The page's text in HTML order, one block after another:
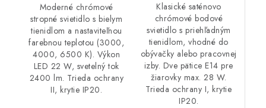
Moderné chrómové
stropné svietidlo s bielym
tienidlom a nastaviteľnou
farebnou teplotou (3000,
4000, 6500 K). Výkon
LED 22 W, svetelný tok
2400 lm. Trieda ochrany
II, krytie IP20.
Klasické saténovo
chrómové bodové
svietidlo s priehľadným
tienidlom, vhodné do
obývačky alebo pracovnej
izby. Dve pätice E14 pre
žiarovky max. 28 W.
Trieda ochrany I, krytie
IP20.